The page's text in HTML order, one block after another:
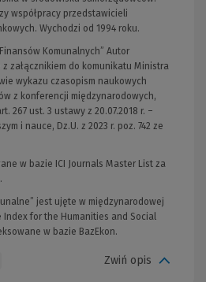
współpracy przedstawicieli
Wychodzi od 1994 roku.
Komunalnych” Autor
załącznikiem do komunikatu Ministra
wykazu czasopism naukowych
z konferencji międzynarodowych,
267 ust. 3 ustawy z 20.07.2018 r. –
i nauce, Dz.U. z 2023 r. poz. 742 ze
w bazie ICI Journals Master List za
jest ujęte w międzynarodowej
for the Humanities and Social
w bazie BazEkon.
Zwiń opis